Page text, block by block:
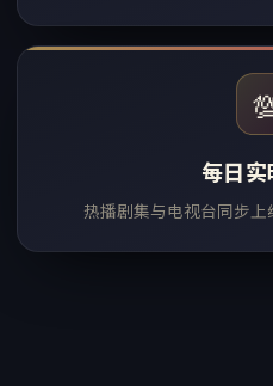
每日
热播剧集与电视台同步